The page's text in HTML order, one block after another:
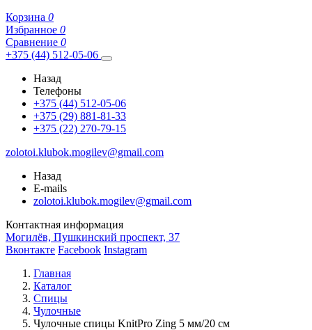
Корзина 0
Избранное 0
Сравнение 0
+375 (44) 512-05-06
Назад
Телефоны
+375 (44) 512-05-06
+375 (29) 881-81-33
+375 (22) 270-79-15
zolotoi.klubok.mogilev@gmail.com
Назад
E-mails
zolotoi.klubok.mogilev@gmail.com
Контактная информация
Могилёв, Пушкинский проспект, 37
Вконтакте Facebook Instagram
Главная
Каталог
Спицы
Чулочные
Чулочные спицы KnitPro Zing 5 мм/20 см